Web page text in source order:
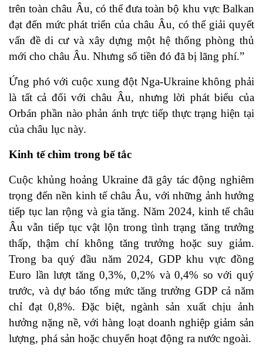
trên toàn châu Âu, có thể đưa toàn bộ khu vực Balkan
đạt đến mức phát triển của châu Âu, có thể giải quyết
vấn đề di cư và xây dựng một hệ thống phòng thủ
mới cho châu Âu. Nhưng số tiền đó đã bị lãng phí.”
Ứng phó với cuộc xung đột Nga-Ukraine không phải
là tất cả đối với châu Âu, nhưng lời phát biểu của
Orbán phần nào phản ánh trực tiếp thực trạng hiện tại
của châu lục này.
Kinh tế chìm trong bế tắc
Cuộc khủng hoảng Ukraine đã gây tác động nghiêm
trọng đến nền kinh tế châu Âu, với những ảnh hưởng
tiếp tục lan rộng và gia tăng. Năm 2024, kinh tế châu
Âu vẫn tiếp tục vật lộn trong tình trạng tăng trưởng
thấp, thậm chí không tăng trưởng hoặc suy giảm.
Trong ba quý đầu năm 2024, GDP khu vực đồng
Euro lần lượt tăng 0,3%, 0,2% và 0,4% so với quý
trước, và dự báo tổng mức tăng trưởng GDP cả năm
chỉ đạt 0,8%. Đặc biệt, ngành sản xuất chịu ảnh
hưởng nặng nề, với hàng loạt doanh nghiệp giảm sản
lượng, phá sản hoặc chuyển hoạt động ra nước ngoài.